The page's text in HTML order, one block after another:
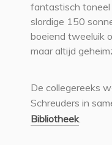
fantastisch toneel
slordige 150
boeiend tweeluik
maar altijd
De collegereeks
Schreuders in
Bibliotheek.